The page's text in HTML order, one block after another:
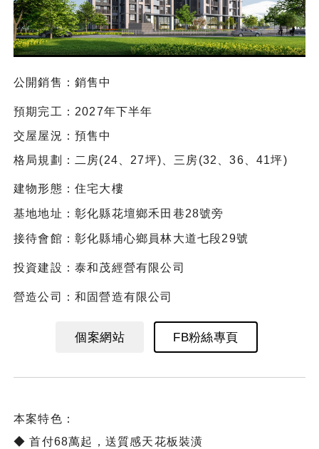
公開銷售：銷售中
預期完工：2027年下半年
交屋屋況：預售中
格局規劃：二房(24、27坪)、三房(32、36、41坪)
建物形態：住宅大樓
基地地址：彰化縣花壇鄉禾田巷28號旁
接待會館：彰化縣埔⼼鄉員林⼤道七段29號
投資建設：泰和茂經營有限公司
營造公司：和固營造有限公司
個案網站 FB粉絲專頁
本案特色：
◆ 首付68萬起，送質感天花板裝潢